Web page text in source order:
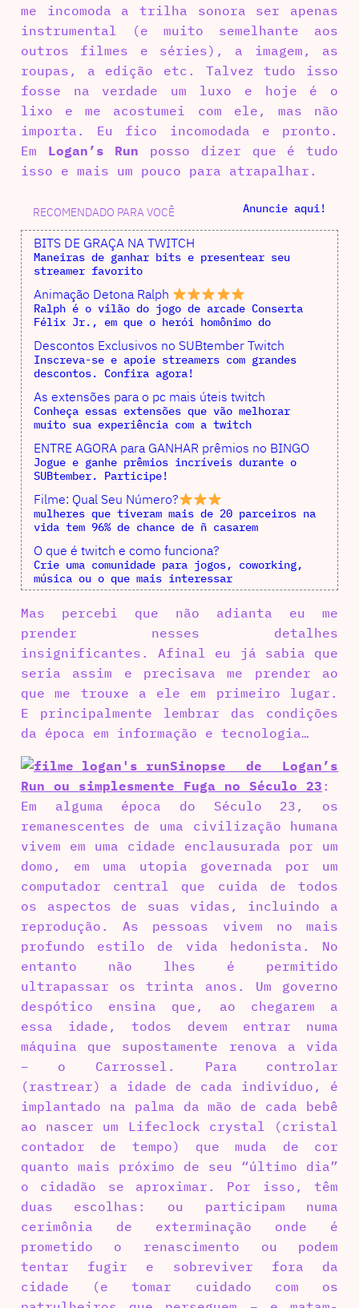
me incomoda a trilha sonora ser apenas
instrumental (e muito semelhante aos
outros filmes e séries), a imagem, as
roupas, a edição etc. Talvez tudo isso
fosse na verdade um luxo e hoje é o
lixo e me acostumei com ele, mas não
importa. Eu fico incomodada e pronto.
Em Logan’s Run posso dizer que é tudo
isso e mais um pouco para atrapalhar.
RECOMENDADO PARA VOCÊ Anuncie aqui!
BITS DE GRAÇA NA TWITCH
Maneiras de ganhar bits e presentear seu
streamer favorito
Animação Detona Ralph
Ralph é o vilão do jogo de arcade Conserta
Félix Jr., em que o herói homônimo do
Descontos Exclusivos no SUBtember Twitch
Inscreva-se e apoie streamers com grandes
descontos. Confira agora!
As extensões para o pc mais úteis twitch
Conheça essas extensões que vão melhorar
muito sua experiência com a twitch
ENTRE AGORA para GANHAR prêmios no BINGO
Jogue e ganhe prêmios incríveis durante o
SUBtember. Participe!
Filme: Qual Seu Número?
mulheres que tiveram mais de 20 parceiros na
vida tem 96% de chance de ñ casarem
O que é twitch e como funciona?
Crie uma comunidade para jogos, coworking,
música ou o que mais interessar
Mas percebi que não adianta eu me
prender nesses detalhes
insignificantes. Afinal eu já sabia que
seria assim e precisava me prender ao
que me trouxe a ele em primeiro lugar.
E principalmente lembrar das condições
da época em informação e tecnologia…
Sinopse de Logan’s
Run ou simplesmente Fuga no Século 23 :
Em alguma época do Século 23, os
remanescentes de uma civilização humana
vivem em uma cidade enclausurada por um
domo, em uma utopia governada por um
computador central que cuida de todos
os aspectos de suas vidas, incluindo a
reprodução. As pessoas vivem no mais
profundo estilo de vida hedonista. No
entanto não lhes é permitido
ultrapassar os trinta anos. Um governo
despótico ensina que, ao chegarem a
essa idade, todos devem entrar numa
máquina que supostamente renova a vida
– o Carrossel. Para controlar
(rastrear) a idade de cada indivíduo, é
implantado na palma da mão de cada bebê
ao nascer um Lifeclock crystal (cristal
contador de tempo) que muda de cor
quanto mais próximo de seu “último dia”
o cidadão se aproximar. Por isso, têm
duas escolhas: ou participam numa
cerimônia de exterminação onde é
prometido o renascimento ou podem
tentar fugir e sobreviver fora da
cidade (e tomar cuidado com os